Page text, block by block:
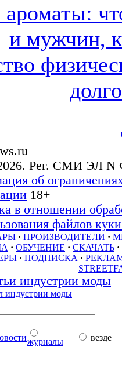
и мужчин,
Рег. СМИ ЭЛ N
об
18+
в отношении
файлов
· ПРОИЗВОДИТЕЛИ ·
· ОБУЧЕНИЕ · СКАЧАТЬ ·
· ПОДПИСКА ·
индустрии моды
журналы
везде